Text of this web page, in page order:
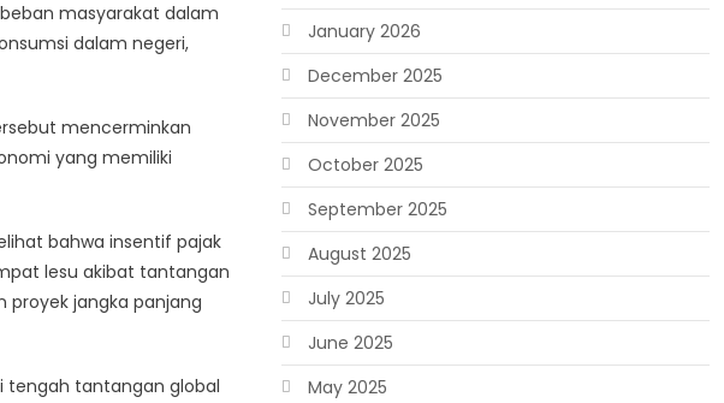
masyarakat dalam
dalam negeri,
mencerminkan
yang memiliki
bahwa insentif pajak
lesu akibat tantangan
proyek jangka panjang
tengah tantangan global
January 2026
December 2025
November 2025
October 2025
September 2025
August 2025
July 2025
June 2025
May 2025